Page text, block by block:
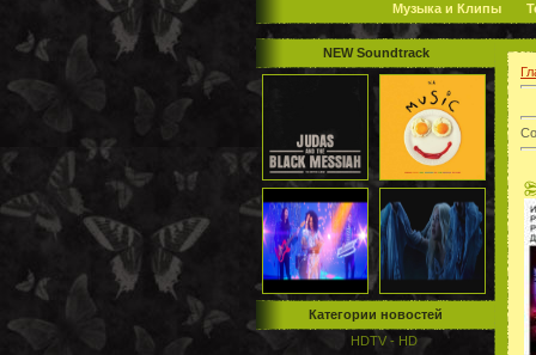
Музыка и Клипы
NEW Soundtrack
Категории новостей
HDTV - HD